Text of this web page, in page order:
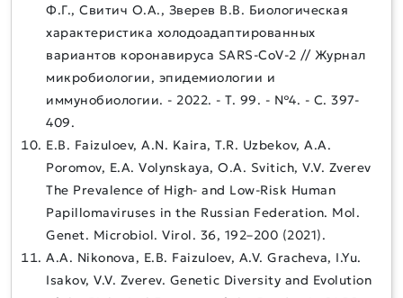
Ф.Г., Свитич О.А., Зверев В.В. Биологическая
характеристика холодоадаптированных
вариантов коронавируса SARS-CoV-2 // Журнал
микробиологии, эпидемиологии и
иммунобиологии. - 2022. - Т. 99. - №4. - C. 397-
409.
E.B. Faizuloev, A.N. Kaira, T.R. Uzbekov, A.A.
Poromov, E.A. Volynskaya, O.A. Svitich, V.V. Zverev
The Prevalence of High- and Low-Risk Human
Papillomaviruses in the Russian Federation. Mol.
Genet. Microbiol. Virol. 36, 192–200 (2021).
A.A. Nikonova, E.B. Faizuloev, A.V. Gracheva, I.Yu.
Isakov, V.V. Zverev. Genetic Diversity and Evolution